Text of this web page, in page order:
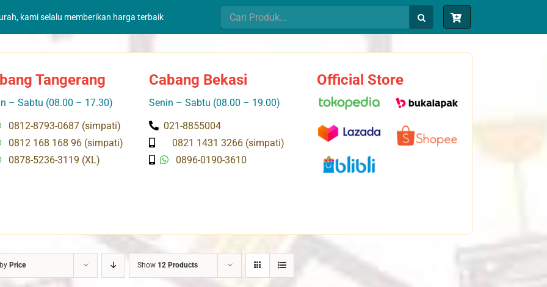
kami selalu memberikan harga terbaik
Search
for:
Tangerang
– Sabtu (08.00 – 17.30)
0812-8793-0687 (simpati)
0812 168 168 96 (simpati)
0878-5236-3119 (XL)
Cabang Bekasi
Senin – Sabtu (08.00 – 19.00)
021-8855004
0821 1431 3266 (simpati)
0896-0190-3610
Official Store
Price Show 12 Products